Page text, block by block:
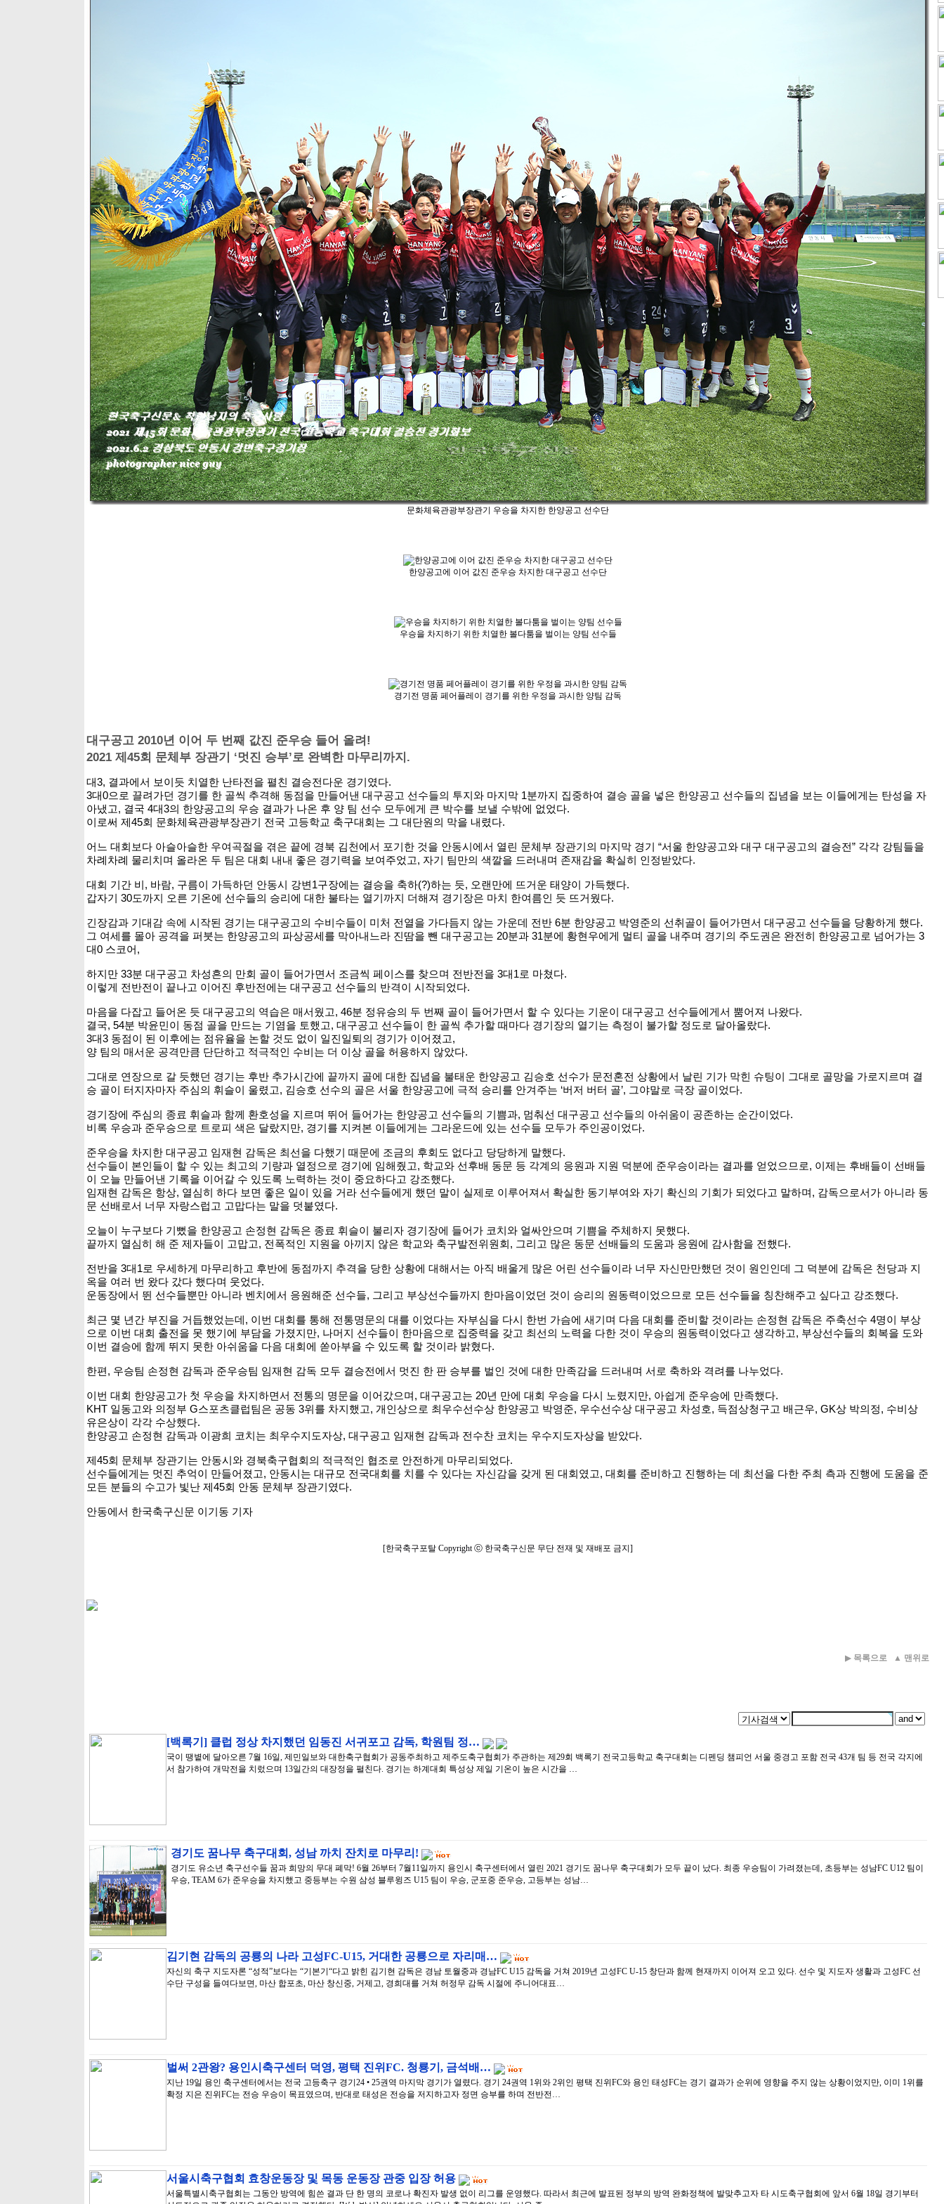
문화체육관광부장관기 우승을 차지한 한양공고 선수단
한양공고에 이어 값진 준우승 차지한 대구공고 선수단
우승을 차지하기 위한 치열한 볼다툼을 벌이는 양팀 선수들
경기전 명품 페어플레이 경기를 위한 우정을 과시한 양팀 감독
대구공고 2010년 이어 두 번째 값진 준우승 들어 올려!
2021 제45회 문체부 장관기 ‘멋진 승부’로 완벽한 마무리까지.
대3, 결과에서 보이듯 치열한 난타전을 펼친 결승전다운 경기였다.
3대0으로 끌려가던 경기를 한 골씩 추격해 동점을 만들어낸 대구공고 선수들의 투지와 마지막 1분까지 집중하여 결승 골을 넣은 한양공고 선수들의 집념을 보는 이들에게는 탄성을 자
아냈고, 결국 4대3의 한양공고의 우승 결과가 나온 후 양 팀 선수 모두에게 큰 박수를 보낼 수밖에 없었다.
이로써 제45회 문화체육관광부장관기 전국 고등학교 축구대회는 그 대단원의 막을 내렸다.
어느 대회보다 아슬아슬한 우여곡절을 겪은 끝에 경북 김천에서 포기한 것을 안동시에서 열린 문체부 장관기의 마지막 경기 “서울 한양공고와 대구 대구공고의 결승전” 각각 강팀들을
차례차례 물리치며 올라온 두 팀은 대회 내내 좋은 경기력을 보여주었고, 자기 팀만의 색깔을 드러내며 존재감을 확실히 인정받았다.
대회 기간 비, 바람, 구름이 가득하던 안동시 강변1구장에는 결승을 축하(?)하는 듯, 오랜만에 뜨거운 태양이 가득했다.
갑자기 30도까지 오른 기온에 선수들의 승리에 대한 불타는 열기까지 더해져 경기장은 마치 한여름인 듯 뜨거웠다.
긴장감과 기대감 속에 시작된 경기는 대구공고의 수비수들이 미처 전열을 가다듬지 않는 가운데 전반 6분 한양공고 박영준의 선취골이 들어가면서 대구공고 선수들을 당황하게 했다.
그 여세를 몰아 공격을 퍼붓는 한양공고의 파상공세를 막아내느라 진땀을 뺀 대구공고는 20분과 31분에 황현우에게 멀티 골을 내주며 경기의 주도권은 완전히 한양공고로 넘어가는 3
대0 스코어,
하지만 33분 대구공고 차성흔의 만회 골이 들어가면서 조금씩 페이스를 찾으며 전반전을 3대1로 마쳤다.
이렇게 전반전이 끝나고 이어진 후반전에는 대구공고 선수들의 반격이 시작되었다.
마음을 다잡고 들어온 듯 대구공고의 역습은 매서웠고, 46분 정유승의 두 번째 골이 들어가면서 할 수 있다는 기운이 대구공고 선수들에게서 뿜어져 나왔다.
결국, 54분 박윤민이 동점 골을 만드는 기염을 토했고, 대구공고 선수들이 한 골씩 추가할 때마다 경기장의 열기는 측정이 불가할 정도로 달아올랐다.
3대3 동점이 된 이후에는 점유율을 논할 것도 없이 일진일퇴의 경기가 이어졌고,
양 팀의 매서운 공격만큼 단단하고 적극적인 수비는 더 이상 골을 허용하지 않았다.
그대로 연장으로 갈 듯했던 경기는 후반 추가시간에 끝까지 골에 대한 집념을 불태운 한양공고 김승호 선수가 문전혼전 상황에서 날린 기가 막힌 슈팅이 그대로 골망을 가로지르며 결
승 골이 터지자마자 주심의 휘슬이 울렸고, 김승호 선수의 골은 서울 한양공고에 극적 승리를 안겨주는 ‘버저 버터 골’, 그야말로 극장 골이었다.
경기장에 주심의 종료 휘슬과 함께 환호성을 지르며 뛰어 들어가는 한양공고 선수들의 기쁨과, 멈춰선 대구공고 선수들의 아쉬움이 공존하는 순간이었다.
비록 우승과 준우승으로 트로피 색은 달랐지만, 경기를 지켜본 이들에게는 그라운드에 있는 선수들 모두가 주인공이었다.
준우승을 차지한 대구공고 임재현 감독은 최선을 다했기 때문에 조금의 후회도 없다고 당당하게 말했다.
선수들이 본인들이 할 수 있는 최고의 기량과 열정으로 경기에 임해줬고, 학교와 선후배 동문 등 각계의 응원과 지원 덕분에 준우승이라는 결과를 얻었으므로, 이제는 후배들이 선배들
이 오늘 만들어낸 기록을 이어갈 수 있도록 노력하는 것이 중요하다고 강조했다.
임재현 감독은 항상, 열심히 하다 보면 좋은 일이 있을 거라 선수들에게 했던 말이 실제로 이루어져서 확실한 동기부여와 자기 확신의 기회가 되었다고 말하며, 감독으로서가 아니라 동
문 선배로서 너무 자랑스럽고 고맙다는 말을 덧붙였다.
오늘이 누구보다 기뻤을 한양공고 손정현 감독은 종료 휘슬이 불리자 경기장에 들어가 코치와 얼싸안으며 기쁨을 주체하지 못했다.
끝까지 열심히 해 준 제자들이 고맙고, 전폭적인 지원을 아끼지 않은 학교와 축구발전위원회, 그리고 많은 동문 선배들의 도움과 응원에 감사함을 전했다.
전반을 3대1로 우세하게 마무리하고 후반에 동점까지 추격을 당한 상황에 대해서는 아직 배울게 많은 어린 선수들이라 너무 자신만만했던 것이 원인인데 그 덕분에 감독은 천당과 지
옥을 여러 번 왔다 갔다 했다며 웃었다.
운동장에서 뛴 선수들뿐만 아니라 벤치에서 응원해준 선수들, 그리고 부상선수들까지 한마음이었던 것이 승리의 원동력이었으므로 모든 선수들을 칭찬해주고 싶다고 강조했다.
최근 몇 년간 부진을 거듭했었는데, 이번 대회를 통해 전통명문의 대를 이었다는 자부심을 다시 한번 가슴에 새기며 다음 대회를 준비할 것이라는 손정현 감독은 주축선수 4명이 부상
으로 이번 대회 출전을 못 했기에 부담을 가졌지만, 나머지 선수들이 한마음으로 집중력을 갖고 최선의 노력을 다한 것이 우승의 원동력이었다고 생각하고, 부상선수들의 회복을 도와
이번 결승에 함께 뛰지 못한 아쉬움을 다음 대회에 쏟아부을 수 있도록 할 것이라 밝혔다.
한편, 우승팀 손정현 감독과 준우승팀 임재현 감독 모두 결승전에서 멋진 한 판 승부를 벌인 것에 대한 만족감을 드러내며 서로 축하와 격려를 나누었다.
이번 대회 한양공고가 첫 우승을 차지하면서 전통의 명문을 이어갔으며, 대구공고는 20년 만에 대회 우승을 다시 노렸지만, 아쉽게 준우승에 만족했다.
KHT 일동고와 의정부 G스포츠클럽팀은 공동 3위를 차지했고, 개인상으로 최우수선수상 한양공고 박영준, 우수선수상 대구공고 차성호, 득점상청구고 배근우, GK상 박의정, 수비상
유은상이 각각 수상했다.
한양공고 손정현 감독과 이광희 코치는 최우수지도자상, 대구공고 임재현 감독과 전수찬 코치는 우수지도자상을 받았다.
제45회 문체부 장관기는 안동시와 경북축구협회의 적극적인 협조로 안전하게 마무리되었다.
선수들에게는 멋진 추억이 만들어졌고, 안동시는 대규모 전국대회를 치를 수 있다는 자신감을 갖게 된 대회였고, 대회를 준비하고 진행하는 데 최선을 다한 주최 측과 진행에 도움을 준
모든 분들의 수고가 빛난 제45회 안동 문체부 장관기였다.
안동에서 한국축구신문 이기동 기자
[한국축구포탈 Copyright ⓒ 한국축구신문 무단 전재 및 재배포 금지]
▶ 목록으로 ▲ 맨위로
[백록기] 클럽 정상 차지했던 임동진 서귀포고 감독, 학원팀 정…
국이 땡볕에 달아오른 7월 16일, 제민일보와 대한축구협회가 공동주최하고 제주도축구협회가 주관하는 제29회 백록기 전국고등학교 축구대회는 디펜딩 챔피언 서울 중경고 포함 전국 43개 팀 등 전국 각지에
서 참가하여 개막전을 치렀으며 13일간의 대장정을 펼친다. 경기는 하계대회 특성상 제일 기온이 높은 시간을 …
경기도 꿈나무 축구대회, 성남 까치 잔치로 마무리!
경기도 유소년 축구선수들 꿈과 희망의 무대 폐막! 6월 26부터 7월11일까지 용인시 축구센터에서 열린 2021 경기도 꿈나무 축구대회가 모두 끝이 났다. 최종 우승팀이 가려졌는데, 초등부는 성남FC U12 팀이
우승, TEAM 6가 준우승을 차지했고 중등부는 수원 삼성 블루윙즈 U15 팀이 우승, 군포중 준우승, 고등부는 성남…
김기현 감독의 공룡의 나라 고성FC-U15, 거대한 공룡으로 자리매…
자신의 축구 지도자론 “성적”보다는 “기본기“다고 밝힌 김기현 감독은 경남 토월중과 경남FC U15 감독을 거쳐 2019년 고성FC U-15 창단과 함께 현재까지 이어져 오고 있다. 선수 및 지도자 생활과 고성FC 선
수단 구성을 들여다보면, 마산 합포초, 마산 창신중, 거제고, 경희대를 거쳐 허정무 감독 시절에 주니어대표…
벌써 2관왕? 용인시축구센터 덕영, 평택 진위FC. 청룡기, 금석배…
지난 19일 용인 축구센터에서는 전국 고등축구 경기24 • 25권역 마지막 경기가 열렸다. 경기 24권역 1위와 2위인 평택 진위FC와 용인 태성FC는 경기 결과가 순위에 영향을 주지 않는 상황이었지만, 이미 1위를
확정 지은 진위FC는 전승 우승이 목표였으며, 반대로 태성은 전승을 저지하고자 정면 승부를 하며 전반전…
서울시축구협회 효창운동장 및 목동 운동장 관중 입장 허용
서울특별시축구협회는 그동안 방역에 힘쓴 결과 단 한 명의 코로나 확진자 발생 없이 리그를 운영했다. 따라서 최근에 발표된 정부의 방역 완화정책에 발맞추고자 타 시도축구협회에 앞서 6월 18일 경기부터